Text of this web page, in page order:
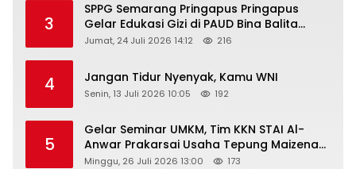
3
SPPG Semarang Pringapus Pringapus
Gelar Edukasi Gizi di PAUD Bina Balita
Peringati Hari Anak Nasional 2026
Jumat, 24 Juli 2026 14:12 216
4 Jangan Tidur Nyenyak, Kamu WNI
Senin, 13 Juli 2026 10:05 192
5
Gelar Seminar UMKM, Tim KKN STAI Al-
Anwar Prakarsai Usaha Tepung Maizena
di Logung
Minggu, 26 Juli 2026 13:00 173